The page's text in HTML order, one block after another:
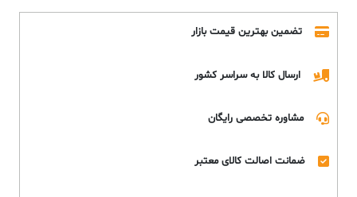
تضمین بهترین قیمت بازار
ارسال کالا به سراسر کشور
مشاوره تخصصی رایگان
ضمانت اصالت کالای معتبر